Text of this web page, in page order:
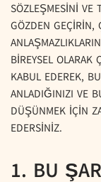
SÖZLEŞMESİNİ VE
GÖZDEN GEÇİRİN,
BİREYSEL OLARAK
KABUL EDEREK,
ANLADIĞINIZI VE
DÜŞÜNMEK İÇİN
EDERSİNİZ.
1. BU